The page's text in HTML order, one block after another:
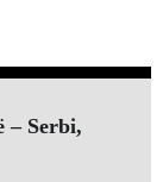
– Serbi,